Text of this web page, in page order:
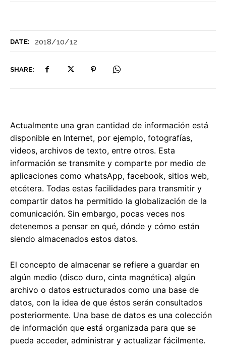
DATE: 2018/10/12
SHARE:
Actualmente una gran cantidad de información está
disponible en Internet, por ejemplo, fotografías,
videos, archivos de texto, entre otros. Esta
información se transmite y comparte por medio de
aplicaciones como whatsApp, facebook, sitios web,
etcétera. Todas estas facilidades para transmitir y
compartir datos ha permitido la globalización de la
comunicación. Sin embargo, pocas veces nos
detenemos a pensar en qué, dónde y cómo están
siendo almacenados estos datos.
El concepto de almacenar se refiere a guardar en
algún medio (disco duro, cinta magnética) algún
archivo o datos estructurados como una base de
datos, con la idea de que éstos serán consultados
posteriormente. Una base de datos es una colección
de información que está organizada para que se
pueda acceder, administrar y actualizar fácilmente.